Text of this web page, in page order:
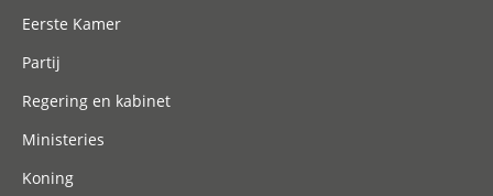
Eerste Kamer
Partij
Regering en kabinet
Ministeries
Koning